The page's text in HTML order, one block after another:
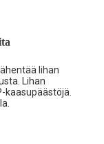
lihan
Lihan
kaasupäästöjä.